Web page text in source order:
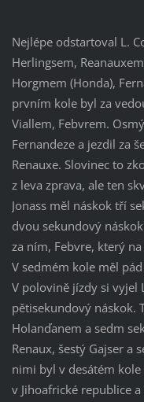
Nejlépe odstartoval L.
Herlingsem,
Horgmem (Honda),
prvním kole byl za
Viallem, Febvrem.
Fernandeze a jezdil za
Renauxe. Slovinec to
z leva zprava, ale ten
Jonass měl náskok tří
dvou sekundový
za ním, Febvre, který
V sedmém kole měl
V polovině jízdy si vyjel
pětisekundový náskok.
Holanďanem a sedm
Renaux, šestý Gajser a
nimi byl v desátém
v Jihoafrické republice